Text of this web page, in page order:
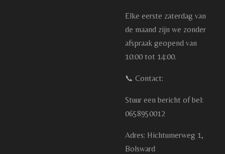
Elke eerste zaterdag van
de maand zijn we zonder
afspraak geopend van
10:00 tot 14:00.
📞 Contact:
Stuur een bericht of bel:
0658950012
Adres: Hichtumerweg 1,
Bolsward